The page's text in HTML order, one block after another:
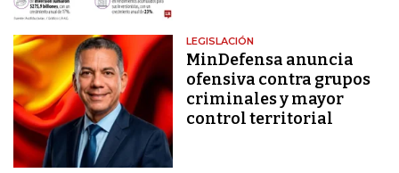
LEGISLACIÓN
MinDefensa anuncia
ofensiva contra grupos
criminales y mayor
control territorial